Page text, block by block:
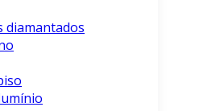
diamantados